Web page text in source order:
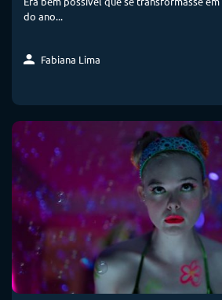
do ano...
Fabiana Lima